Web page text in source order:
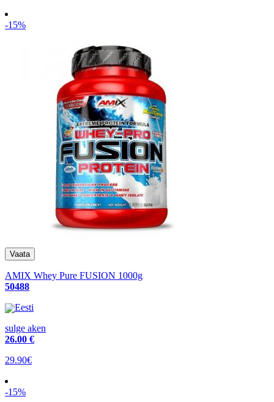
-15%
AMIX Whey Pure FUSION 1000g
50488
Eesti
sulge aken
26.00 €
29.90€
-15%